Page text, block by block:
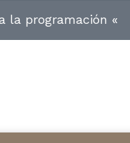
la programación «